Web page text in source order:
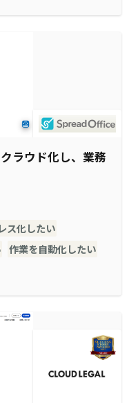
ラウド化し、業務
ス化したい
作業を自動化したい